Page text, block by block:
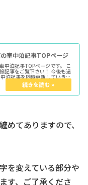
車中泊記事TOPページ
中泊記事TOPページです。 こ
記事をご覧下さい！ 今後も過
泊記事を随時更新していきま
ページはこちらからどうぞ育
泊TOPきょうだい児TOPウー
てありますので、
を変えている部分や
す、ご了承くださ